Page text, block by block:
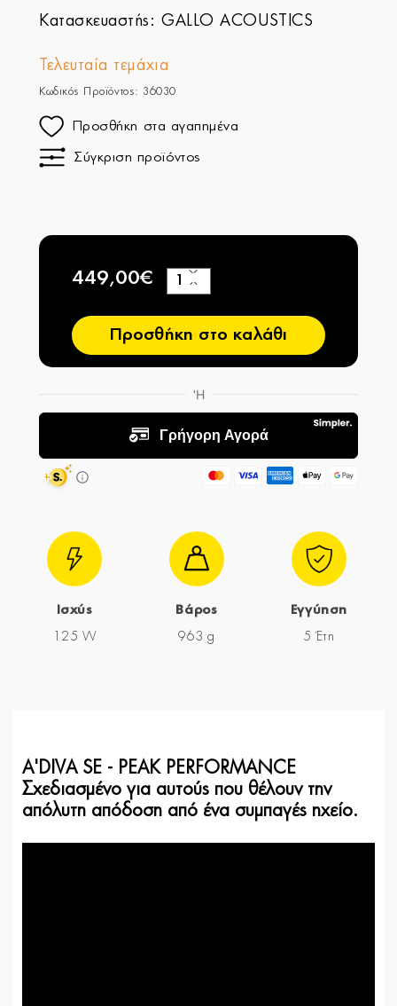
Κατασκευαστής:GALLO ACOUSTICS
Τελευταία τεμάχια
Κωδικός Προϊόντος: 36030
Προσθήκη στα αγαπημένα
Σύγκριση προϊόντος
449,00€
−
+
Προσθήκη στο καλάθι
Ισχύς
125 W
Βάρος
963 g
Εγγύηση
5 Έτη
A'DIVA SE - PEAK PERFORMANCE
Σχεδιασμένο για αυτούς που θέλουν την
απόλυτη απόδοση από ένα συμπαγές ηχείο.